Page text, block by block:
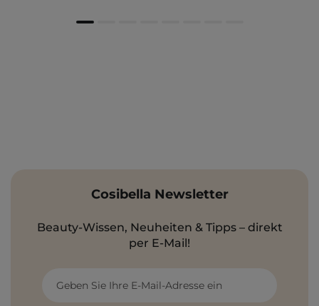
Cosibella Newsletter
Beauty-Wissen, Neuheiten & Tipps – direkt
per E-Mail!
Geben Sie Ihre E-Mail-Adresse ein